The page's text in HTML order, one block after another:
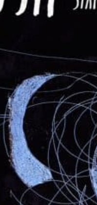
mit schwarzer Ölfarbe
der Trocknungsprozess
Handballen aufstützen
anarchisch
verwende ich
Photoshop
Mit Ölkreide,
Photoshop